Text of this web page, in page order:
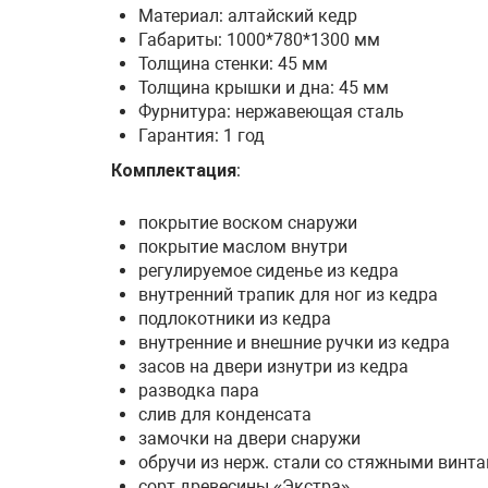
Материал: алтайский кедр
Габариты: 1000*780*1300 мм
Толщина стенки: 45 мм
Толщина крышки и дна: 45 мм
Фурнитура: нержавеющая сталь
Гарантия: 1 год
Комплектация:
покрытие воском снаружи
покрытие маслом внутри
регулируемое сиденье из кедра
внутренний трапик для ног из кедра
подлокотники из кедра
внутренние и внешние ручки из кедра
засов на двери изнутри из кедра
разводка пара
слив для конденсата
замочки на двери снаружи
обручи из нерж. стали со стяжными